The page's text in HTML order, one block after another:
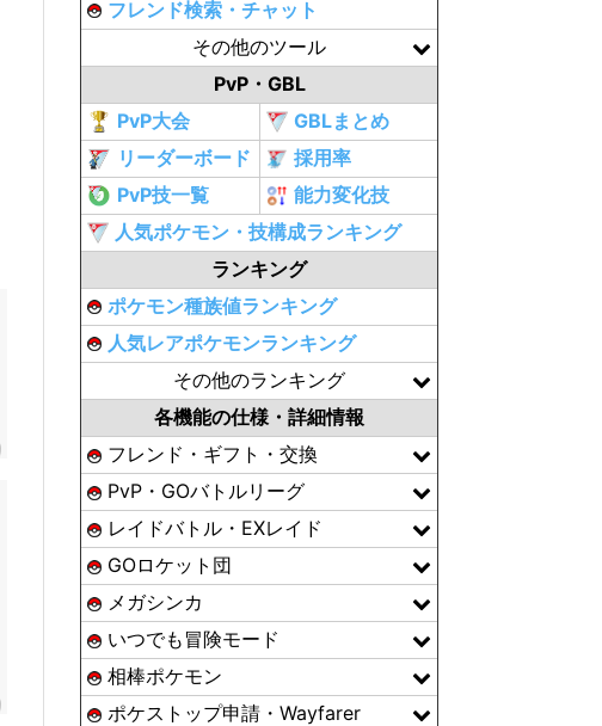
フレンド検索・チャット
その他のツール
PvP・GBL
PvP大会
GBLまとめ
リーダーボード
採用率
PvP技一覧
能力変化技
人気ポケモン・技構成ランキング
ランキング
ポケモン種族値ランキング
人気レアポケモンランキング
その他のランキング
各機能の仕様・詳細情報
フレンド・ギフト・交換
PvP・GOバトルリーグ
レイドバトル・EXレイド
GOロケット団
メガシンカ
いつでも冒険モード
相棒ポケモン
ポケストップ申請・Wayfarer